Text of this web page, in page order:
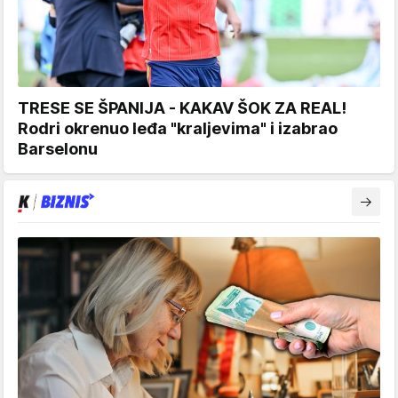
TRESE SE ŠPANIJA - KAKAV ŠOK ZA REAL!
Rodri okrenuo leđa "kraljevima" i izabrao
Barselonu